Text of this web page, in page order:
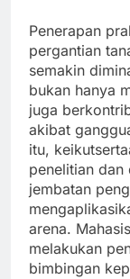
Penerapan
pergantian
semakin
bukan hanya
juga
akibat
itu,
penelitian dan
jembatan
arena.
melakukan
bimbingan